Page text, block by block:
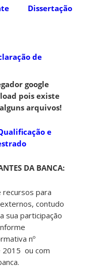
Dissertação
de
google
pois existe
arquivos!
e
DA BANCA:
recursos para
contudo
sua participação
nº
2015 ou com